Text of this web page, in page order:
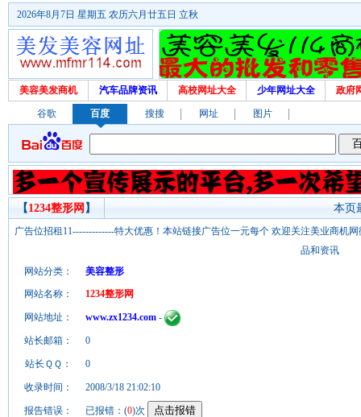
2026年8月7日 星期五 农历六月廿五日 立秋
美容美发商机 汽车品牌资讯 高校网址大全 少年网址大全 政府
谷歌 百度 搜搜 网址 图片
本页
【 1234整形网 】
广告位招租11-------------特大优惠！本站链接广告位一元每个 欢迎关注美业商机
品和资讯
网站分类：
美容整形
网站名称：
1234整形网
网站地址： www.zx1234.com -
站长邮箱： 0
站长ＱＱ： 0
收录时间： 2008/3/18 21:02:10
报告错误： 已报错：(0)次